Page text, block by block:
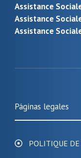
Assistance
Assistance
Assistance
Páginas legales
POLITIQUE DE